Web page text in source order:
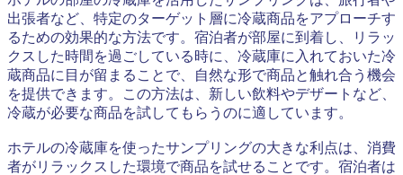
出張者など、特定のターゲット層に冷蔵商品をアプローチす
るための効果的な方法です。宿泊者が部屋に到着し、リラッ
クスした時間を過ごしている時に、冷蔵庫に入れておいた冷
蔵商品に目が留まることで、自然な形で商品と触れ合う機会
を提供できます。この方法は、新しい飲料やデザートなど、
冷蔵が必要な商品を試してもらうのに適しています。
ホテルの冷蔵庫を使ったサンプリングの大きな利点は、消費
者がリラックスした環境で商品を試せることです。宿泊者は